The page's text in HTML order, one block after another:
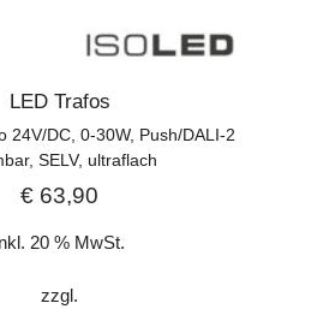
LED Trafos
24V/DC, 0-30W, Push/DALI-2
SELV, ultraflach
€ 63,90
20 % MwSt.
zzgl.